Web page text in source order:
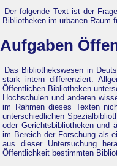
Der folgende Text ist der
Bibliotheken im urbanen Raum
Aufgaben
Das Bibliothekswesen in
stark intern differenziert.
Öffentlichen Bibliotheken
Hochschulen und anderen
im Rahmen dieses Texten
unterschiedlichen
oder Gerichtsbibliotheken und
im Bereich der Forschung als
aus dieser Untersuchung
Öffentlichkeit bestimmten